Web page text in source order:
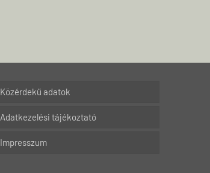
Közérdekű adatok
Adatkezelési tájékoztató
Impresszum